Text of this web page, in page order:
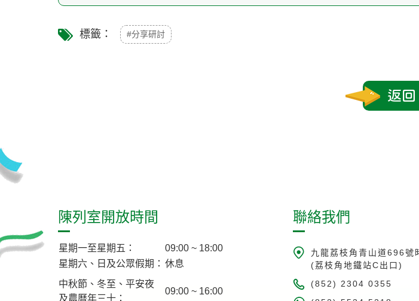
標籤： #分享研討
返回
陳列室開放時間
星期一至星期五：
09:00 ~ 18:00
星期六、日及公眾假期： 休息
中秋節、冬至、平安夜
及農曆年三十：
09:00 ~ 16:00
聯絡我們
九龍荔枝角青山道696號
(荔枝角地鐵站C出口)
(852) 2304 0355